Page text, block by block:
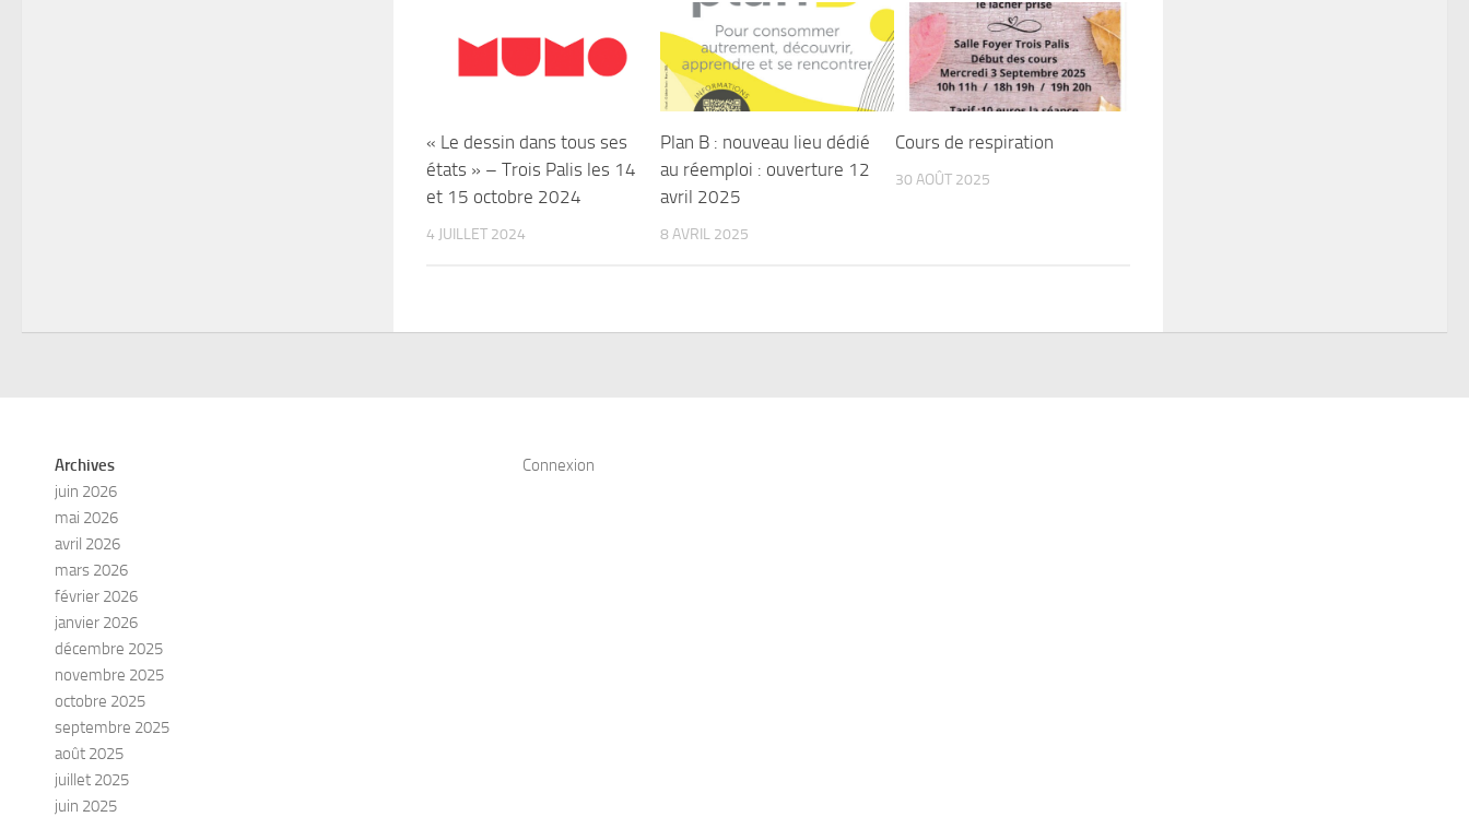
« Le dessin dans tous ses
états » – Trois Palis les 14
et 15 octobre 2024
4 JUILLET 2024
Plan B : nouveau lieu dédié
au réemploi : ouverture 12
avril 2025
8 AVRIL 2025
Cours de respiration
30 AOÛT 2025
Archives
juin 2026
mai 2026
avril 2026
mars 2026
février 2026
janvier 2026
décembre 2025
novembre 2025
octobre 2025
septembre 2025
août 2025
juillet 2025
juin 2025
Connexion